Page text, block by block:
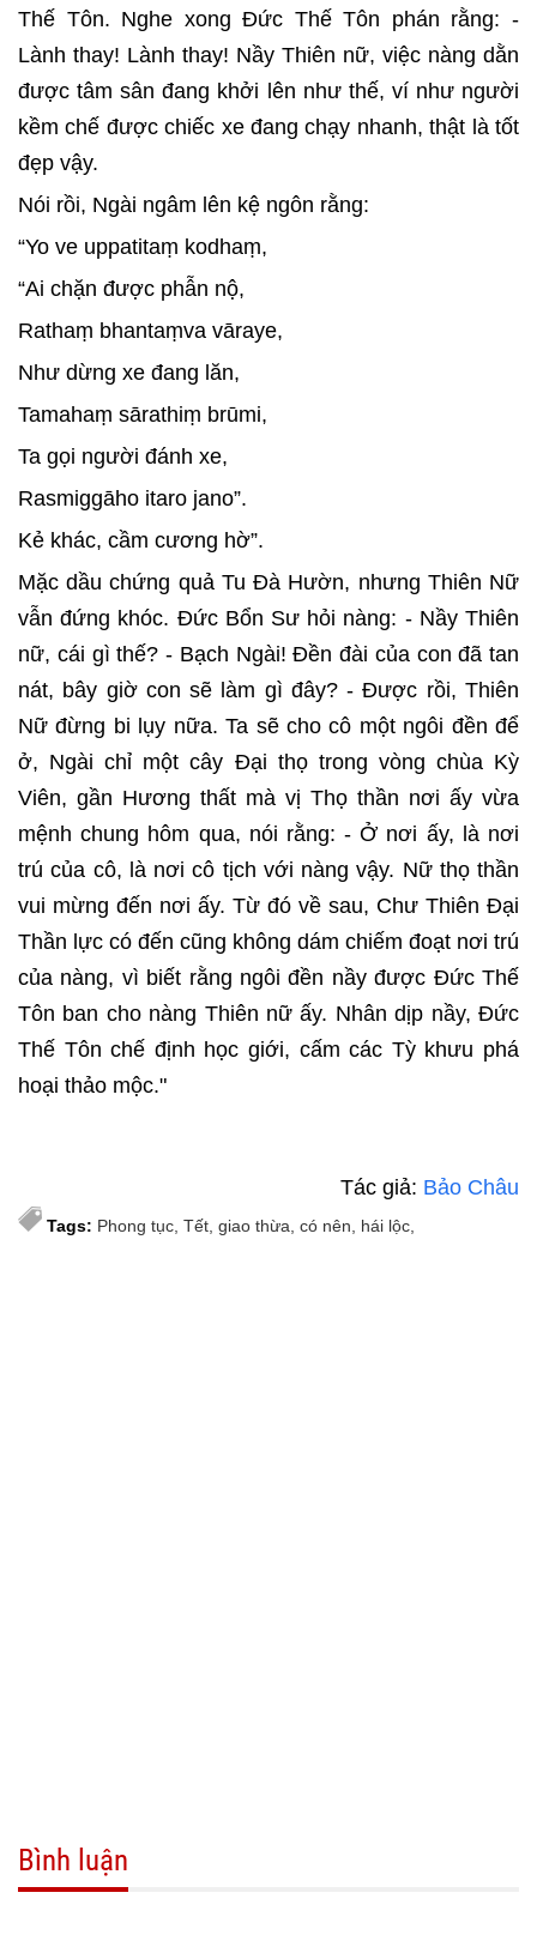
Thế Tôn. Nghe xong Đức Thế Tôn phán rằng: -
Lành thay! Lành thay! Nầy Thiên nữ, việc nàng dằn
được tâm sân đang khởi lên như thế, ví như người
kềm chế được chiếc xe đang chạy nhanh, thật là tốt
đẹp vậy.
Nói rồi, Ngài ngâm lên kệ ngôn rằng:
“Yo ve uppatitaṃ kodhaṃ,
“Ai chặn được phẫn nộ,
Rathaṃ bhantaṃva vāraye,
Như dừng xe đang lăn,
Tamahaṃ sārathiṃ brūmi,
Ta gọi người đánh xe,
Rasmiggāho itaro jano”.
Kẻ khác, cầm cương hờ”.
Mặc dầu chứng quả Tu Đà Hườn, nhưng Thiên Nữ
vẫn đứng khóc. Đức Bổn Sư hỏi nàng: - Nầy Thiên
nữ, cái gì thế? - Bạch Ngài! Đền đài của con đã tan
nát, bây giờ con sẽ làm gì đây? - Được rồi, Thiên
Nữ đừng bi lụy nữa. Ta sẽ cho cô một ngôi đền để
ở, Ngài chỉ một cây Đại thọ trong vòng chùa Kỳ
Viên, gần Hương thất mà vị Thọ thần nơi ấy vừa
mệnh chung hôm qua, nói rằng: - Ở nơi ấy, là nơi
trú của cô, là nơi cô tịch với nàng vậy. Nữ thọ thần
vui mừng đến nơi ấy. Từ đó về sau, Chư Thiên Đại
Thần lực có đến cũng không dám chiếm đoạt nơi trú
của nàng, vì biết rằng ngôi đền nầy được Đức Thế
Tôn ban cho nàng Thiên nữ ấy. Nhân dịp nầy, Đức
Thế Tôn chế định học giới, cấm các Tỳ khưu phá
hoại thảo mộc."
Tác giả: Bảo Châu
Tags: Phong tục Tết giao thừa có nên hái lộc
Bình luận